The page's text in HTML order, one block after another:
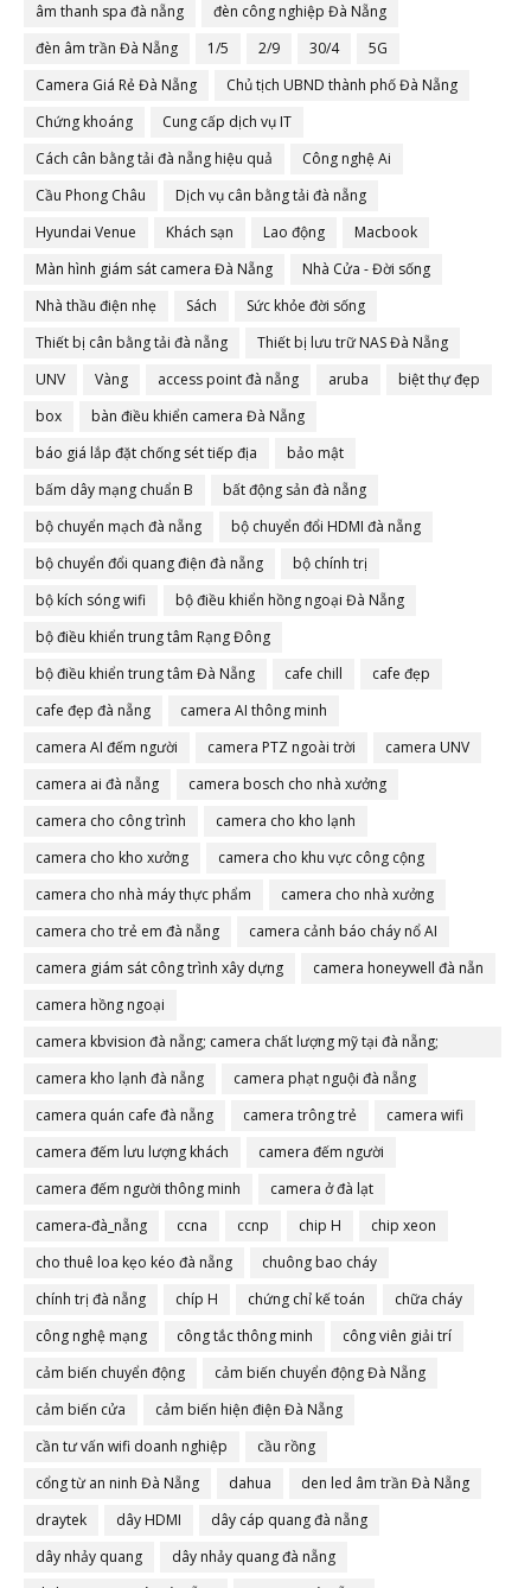
âm thanh spa đà nẵng
đèn công nghiệp Đà Nẵng
đèn âm trần Đà Nẵng
1/5 2/9 30/4
5G
Camera Giá Rẻ Đà Nẵng
Chủ tịch UBND thành phố Đà Nẵng
Chứng khoáng
Cung cấp dịch vụ IT
Cách cân bằng tải đà nẵng hiệu quả
Công nghệ Ai
Cầu Phong Châu
Dịch vụ cân bằng tải đà nẵng
Hyundai Venue
Khách sạn Lao động
Macbook
Màn hình giám sát camera Đà Nẵng
Nhà Cửa - Đời sống
Nhà thầu điện nhẹ
Sách
Sức khỏe đời sống
Thiết bị cân bằng tải đà nẵng
Thiết bị lưu trữ NAS Đà Nẵng
UNV
Vàng access point đà nẵng aruba
biệt thự đẹp
box
bàn điều khiển camera Đà Nẵng
báo giá lắp đặt chống sét tiếp địa
bảo mật
bấm dây mạng chuẩn B
bất động sản đà nẵng
bộ chuyển mạch đà nẵng
bộ chuyển đổi HDMI đà nẵng
bộ chuyển đổi quang điện đà nẵng
bộ chính trị
bộ kích sóng wifi
bộ điều khiển hồng ngoại Đà Nẵng
bộ điều khiển trung tâm Rạng Đông
bộ điều khiển trung tâm Đà Nẵng
cafe chill
cafe đẹp
cafe đẹp đà nẵng
camera AI thông minh
camera AI đếm người
camera PTZ ngoài trời
camera UNV
camera ai đà nẵng
camera bosch cho nhà xưởng
camera cho công trình
camera cho kho lạnh
camera cho kho xưởng
camera cho khu vực công cộng
camera cho nhà máy thực phẩm
camera cho nhà xưởng
camera cho trẻ em đà nẵng
camera cảnh báo cháy nổ AI
camera giám sát công trình xây dựng
camera honeywell đà nẵn
camera hồng ngoại
camera kbvision đà nẵng; camera chất lượng mỹ tại đà nẵng;
camera đà nẵng
camera kho lạnh đà nẵng
camera phạt nguội đà nẵng
camera quán cafe đà nẵng
camera trông trẻ
camera wifi
camera đếm lưu lượng khách
camera đếm người
camera đếm người thông minh
camera ở đà lạt
camera-đà_nẵng
ccna ccnp chip H
chip xeon
cho thuê loa kẹo kéo đà nẵng
chuông bao cháy
chính trị đà nẵng
chíp H chứng chỉ kế toán
chữa cháy
công nghệ mạng
công tắc thông minh
công viên giải trí
cảm biến chuyển động
cảm biến chuyển động Đà Nẵng
cảm biến cửa
cảm biến hiện điện Đà Nẵng
cần tư vấn wifi doanh nghiệp
cầu rồng
cổng từ an ninh Đà Nẵng
dahua
den led âm trần Đà Nẵng
draytek
dây HDMI
dây cáp quang đà nẵng
dây nhảy quang
dây nhảy quang đà nẵng